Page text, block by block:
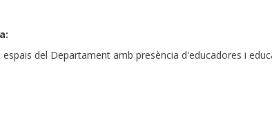
espais del Departament amb presència d'educadores i